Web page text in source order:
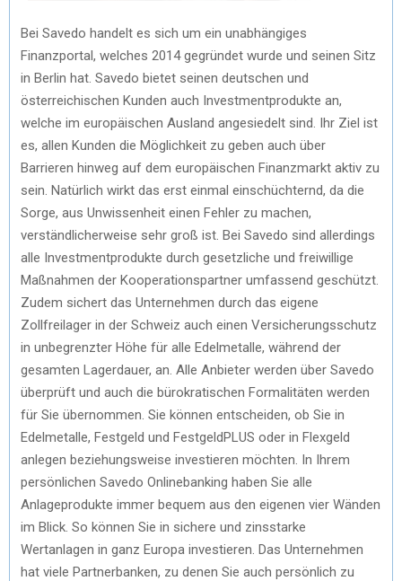
Bei Savedo handelt es sich um ein unabhängiges
Finanzportal, welches 2014 gegründet wurde und seinen Sitz
in Berlin hat. Savedo bietet seinen deutschen und
österreichischen Kunden auch Investmentprodukte an,
welche im europäischen Ausland angesiedelt sind. Ihr Ziel ist
es, allen Kunden die Möglichkeit zu geben auch über
Barrieren hinweg auf dem europäischen Finanzmarkt aktiv zu
sein. Natürlich wirkt das erst einmal einschüchternd, da die
Sorge, aus Unwissenheit einen Fehler zu machen,
verständlicherweise sehr groß ist. Bei Savedo sind allerdings
alle Investmentprodukte durch gesetzliche und freiwillige
Maßnahmen der Kooperationspartner umfassend geschützt.
Zudem sichert das Unternehmen durch das eigene
Zollfreilager in der Schweiz auch einen Versicherungsschutz
in unbegrenzter Höhe für alle Edelmetalle, während der
gesamten Lagerdauer, an. Alle Anbieter werden über Savedo
überprüft und auch die bürokratischen Formalitäten werden
für Sie übernommen. Sie können entscheiden, ob Sie in
Edelmetalle, Festgeld und FestgeldPLUS oder in Flexgeld
anlegen beziehungsweise investieren möchten. In Ihrem
persönlichen Savedo Onlinebanking haben Sie alle
Anlageprodukte immer bequem aus den eigenen vier Wänden
im Blick. So können Sie in sichere und zinsstarke
Wertanlagen in ganz Europa investieren. Das Unternehmen
hat viele Partnerbanken, zu denen Sie auch persönlich zu